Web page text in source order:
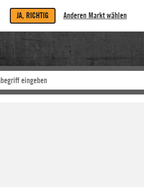
JA, RICHTIG Anderen Markt wählen